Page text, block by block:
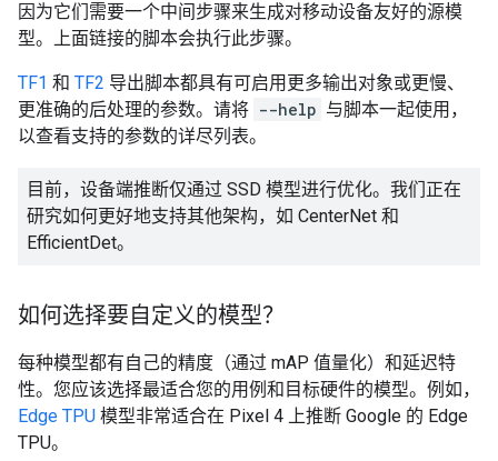
因为它们需要一个中间步骤来生成对移动设备友好的源模
型。上面链接的脚本会执行此步骤。
TF1 和 TF2 导出脚本都具有可启用更多输出对象或更慢、
更准确的后处理的参数。请将 --help 与脚本一起使用，
以查看支持的参数的详尽列表。
目前，设备端推断仅通过 SSD 模型进行优化。我们正在
研究如何更好地支持其他架构，如 CenterNet 和
EfficientDet。
如何选择要自定义的模型？
每种模型都有自己的精度（通过 mAP 值量化）和延迟特
性。您应该选择最适合您的用例和目标硬件的模型。例如，
Edge TPU 模型非常适合在 Pixel 4 上推断 Google 的 Edge
TPU。